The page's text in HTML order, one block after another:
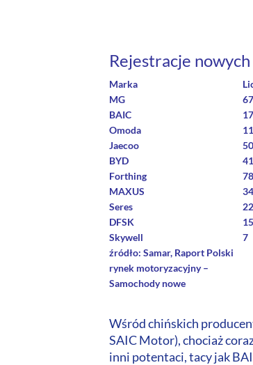
Rejestracje
Marka
MG
BAIC
Omoda
Jaecoo
BYD
Forthing
78
MAXUS
34
Seres
22
DFSK
15
Skywell
7
źródło: Samar, Raport Polski
rynek motoryzacyjny –
Samochody nowe
Wśród chińskich
SAIC Motor), chociaż
inni potentaci, tacy jak